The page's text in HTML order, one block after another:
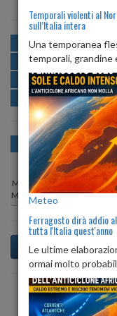
MATTINA
POMERIGGIO
SERA
NOTTE
OGGI
Min:
29°C
Max:30°C
DOM 09
Min:
Max:28°C
Min:
Max:
Previsioni del
Temporali violenti al
sull’Italia intera
Una temporanea
temporali, grandine
Meteo
Ferragosto dirà addio
tutta l'Italia quest'anno
Le ultime
ormai molto